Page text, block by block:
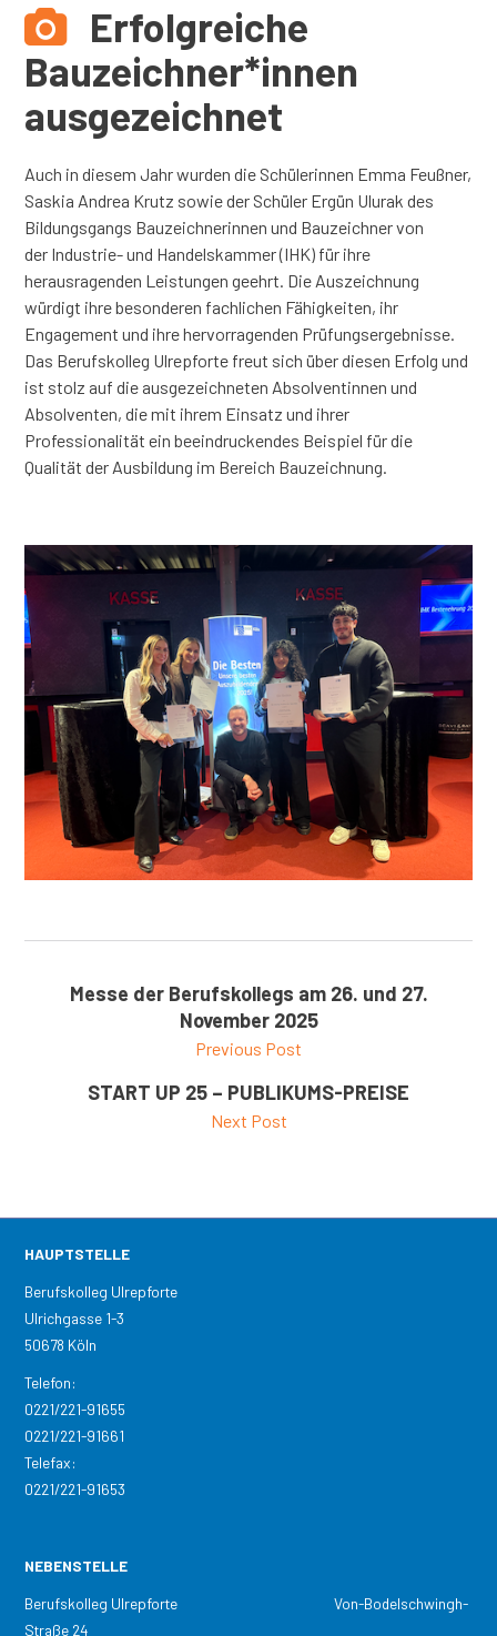
Erfolgreiche
Bauzeichner*innen
ausgezeichnet
Auch in diesem Jahr wurden die Schülerinnen Emma Feußner,
Saskia Andrea Krutz sowie der Schüler Ergün Ulurak des
Bildungsgangs Bauzeichnerinnen und Bauzeichner von
der Industrie- und Handelskammer (IHK) für ihre
herausragenden Leistungen geehrt. Die Auszeichnung
würdigt ihre besonderen fachlichen Fähigkeiten, ihr
Engagement und ihre hervorragenden Prüfungsergebnisse.
Das Berufskolleg Ulrepforte freut sich über diesen Erfolg und
ist stolz auf die ausgezeichneten Absolventinnen und
Absolventen, die mit ihrem Einsatz und ihrer
Professionalität ein beeindruckendes Beispiel für die
Qualität der Ausbildung im Bereich Bauzeichnung.
Messe der Berufskollegs am 26. und 27.
November 2025
Previous Post
START UP 25 – PUBLIKUMS-PREISE
Next Post
HAUPTSTELLE
Berufskolleg Ulrepforte
Ulrichgasse 1-3
50678 Köln
Telefon:
0221/221-91655
0221/221-91661
Telefax:
0221/221-91653
NEBENSTELLE
Berufskolleg Ulrepforte Von-Bodelschwingh-
Straße 24